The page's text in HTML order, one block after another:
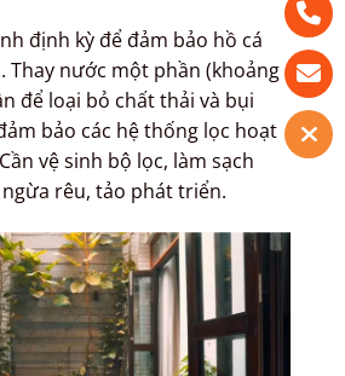
định kỳ để đảm bảo hồ cá
Thay nước một phần (khoảng
để loại bỏ chất thải và bụi
bảo các hệ thống lọc hoạt
vệ sinh bộ lọc, làm sạch
rêu, tảo phát triển.